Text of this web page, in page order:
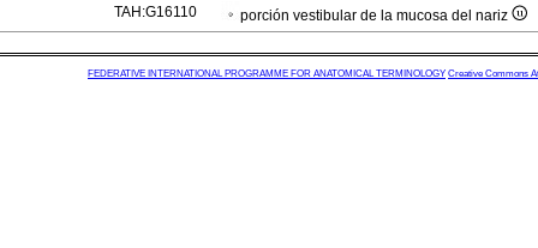
TAH:G16110
porción vestibular de la mucosa del nariz
FEDERATIVE INTERNATIONAL PROGRAMME FOR ANATOMICAL TERMINOLOGY Creative Commons